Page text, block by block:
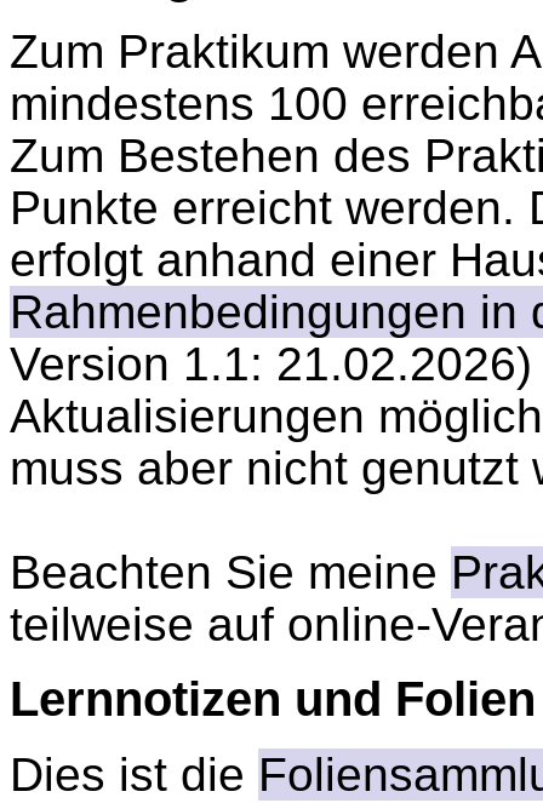
Zum Praktikum werden
mindestens 100
Zum Bestehen des
Punkte erreicht werden.
erfolgt anhand einer
Rahmenbedingungen in
Version 1.1:
Aktualisierungen
muss aber nicht genutzt
Beachten Sie meine
teilweise auf online-
Lernnotizen und Folien
Dies ist die